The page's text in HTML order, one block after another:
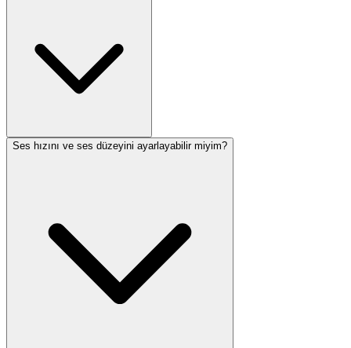
Ses hızını ve ses düzeyini ayarlayabilir miyim?